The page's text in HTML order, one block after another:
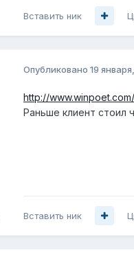
Вставить ник
Опубликовано 19
http://
Раньше клиент стоил
Вставить ник